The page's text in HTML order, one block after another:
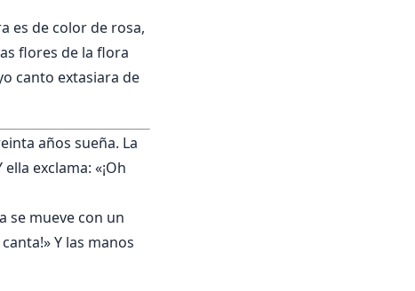
es de color de rosa,
flores de la flora
canto extasiara de
años sueña. La
exclama: «¡Oh
se mueve con un
Y las manos